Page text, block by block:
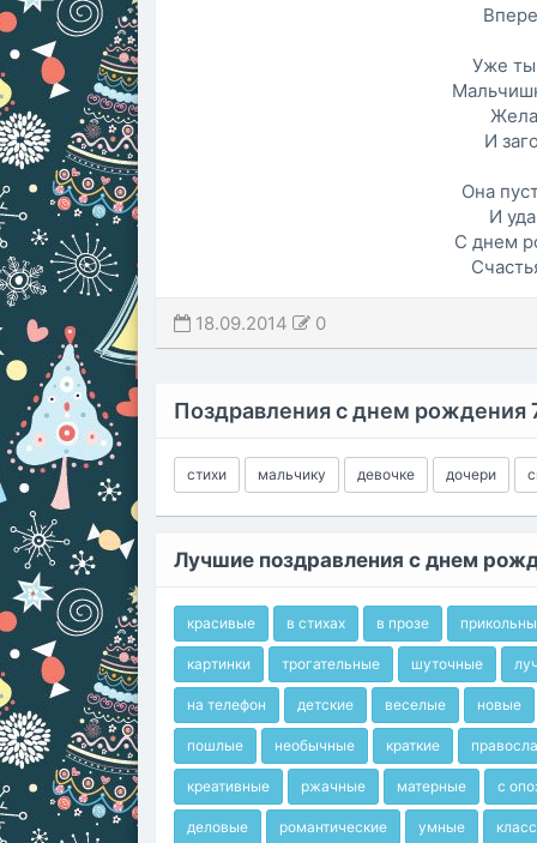
Уже
И
Она
И
С днем
18.09.2014 0
Поздравления с днем рождения
стихи мальчику девочке дочери
Лучшие поздравления с днем
красивые в стихах в прозе
картинки трогательные шуточные
на телефон детские веселые новые
пошлые необычные краткие
креативные ржачные матерные с
деловые романтические умные